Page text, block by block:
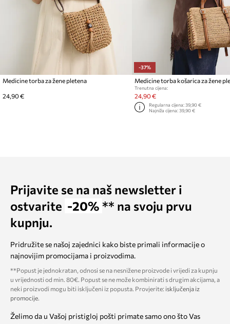
Medicine torba za žene pletena
24,90 €
-37%
Medicine torba košarica za žene
Trenutna cijena:
24,90 €
Regularna cijena:39,90 €
Najniža cijena:39,90 €
Prijavite se na naš newsletter i
ostvarite -20% ** na svoju prvu
kupnju.
Pridružite se našoj zajednici kako biste primali informacije o
najnovijim promocijama i proizvodima.
**Popust je jednokratan, odnosi se na nesnižene proizvode i vrijedi za kupnju
u vrijednosti od min. 80€. Popust se ne može kombinirati s drugim akcijama, a
neki proizvodi mogu biti isključeni iz popusta. Provjerite: isključenja iz
promocije.
Želimo da u Vašoj pristigloj pošti primate samo ono što Vas